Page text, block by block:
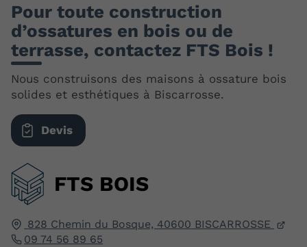
FTS BOIS
828 Chemin du Bosque, 40600 BISCARROSSE
09 74 56 89 65
Pour toute construction
d’ossatures en bois ou de
terrasse, contactez FTS Bois !
Nous construisons des maisons à ossature bois
solides et esthétiques à Biscarrosse.
Devis